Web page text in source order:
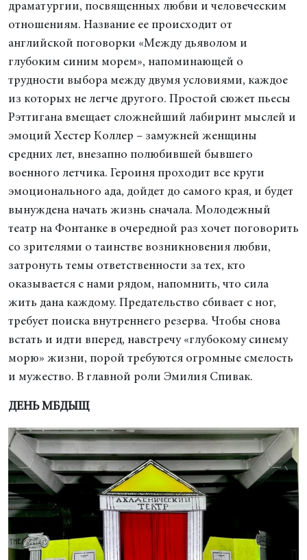
драматургии, посвященных любви и человеческим
отношениям. Название ее происходит от
английской поговорки «Между дьяволом и
глубоким синим морем», напоминающей о
трудности выбора между двумя условиями, каждое
из которых не легче другого. Простой сюжет пьесы
Рэттигана вмещает сложнейший лабиринт мыслей и
эмоций Хестер Коллер – замужней женщины
средних лет, внезапно полюбившей бывшего
военного летчика. Героиня проходит все круги
эмоционального ада, дойдет до самого края, и будет
вынуждена начать жизнь сначала. Молодежный
театр на Фонтанке в очередной раз хочет поговорить
со зрителями о таинстве возникновения любви,
затронуть темы ответственности за тех, кто
оказывается с нами рядом, напомнить, что сила
жить дана каждому. Предательство сбивает с ног,
требует поиска внутреннего резерва. Чтобы снова
встать и идти вперед, навстречу «глубокому синему
морю» жизни, порой требуются огромные смелость
и мужество. В главной роли Эмилия Спивак.
ДЕНЬ МБДЫЩ